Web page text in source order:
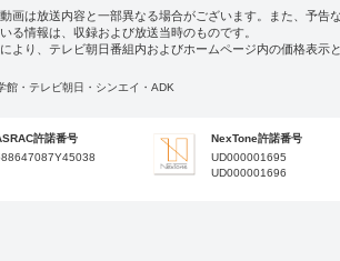
画は放送内容と一部異なる場合がございます。また、予告
る情報は、収録および放送当時のものです。
より、テレビ朝日番組内およびホームページ内の価格表示
館・テレビ朝日・シンエイ・ADK
許諾番号
NexTone許諾番号
UD000001695
UD000001696